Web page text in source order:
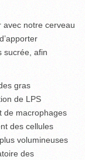
avec notre cerveau
sucrée, afin
gras
de LPS
de macrophages
des cellules
volumineuses
des